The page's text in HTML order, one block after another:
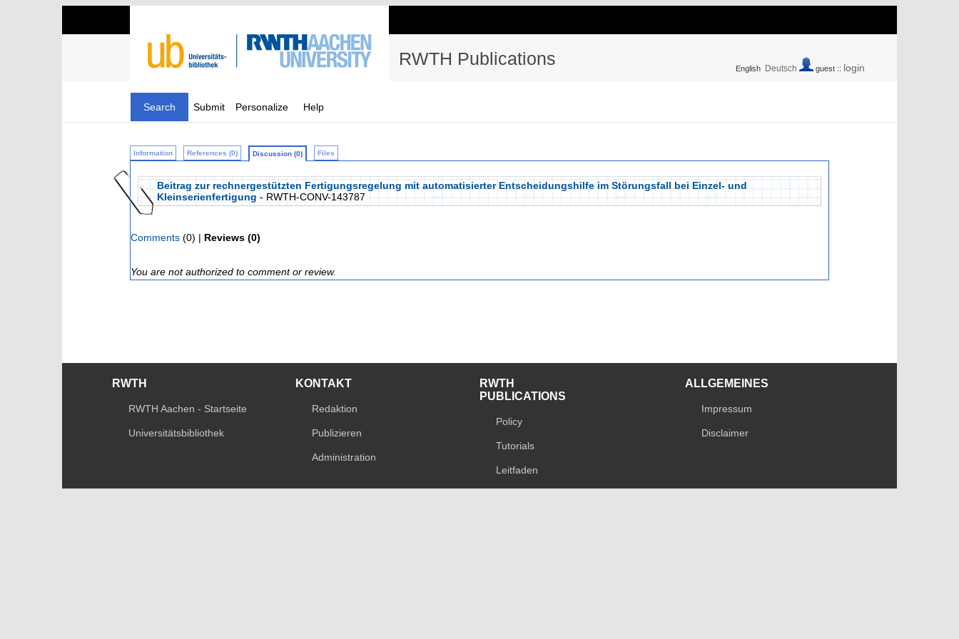
RWTH Publications English Deutsch guest :: login
Search Submit Personalize Help
Information References (0) Discussion (0) Files
Beitrag zur rechnergestützten Fertigungsregelung mit automatisierter Entscheidungshilfe im Störungsfall bei Einzel- und
Kleinserienfertigung - RWTH-CONV-143787
Comments (0) | Reviews (0)
You are not authorized to comment or review.
RWTH
RWTH Aachen - Startseite
Universitätsbibliothek
KONTAKT
Redaktion
Publizieren
Administration
RWTH
PUBLICATIONS
Policy
Tutorials
Leitfaden
ALLGEMEINES
Impressum
Disclaimer